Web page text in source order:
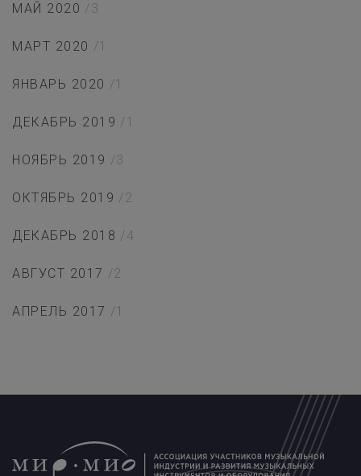
МАЙ 2020 /3
МАРТ 2020 /1
ЯНВАРЬ 2020 /1
ДЕКАБРЬ 2019 /1
НОЯБРЬ 2019 /3
ОКТЯБРЬ 2019 /2
ДЕКАБРЬ 2018 /4
АВГУСТ 2017 /2
АПРЕЛЬ 2017 /1